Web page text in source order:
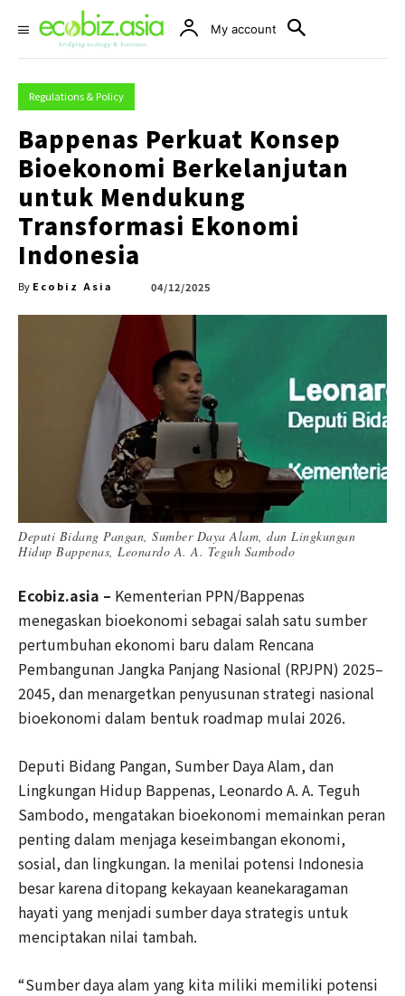
My account
Regulations & Policy
Bappenas Perkuat Konsep
Bioekonomi Berkelanjutan
untuk Mendukung
Transformasi Ekonomi
Indonesia
By Ecobiz Asia 04/12/2025
Deputi Bidang Pangan, Sumber Daya Alam, dan Lingkungan
Hidup Bappenas, Leonardo A. A. Teguh Sambodo
Ecobiz.asia – Kementerian PPN/Bappenas
menegaskan bioekonomi sebagai salah satu sumber
pertumbuhan ekonomi baru dalam Rencana
Pembangunan Jangka Panjang Nasional (RPJPN) 2025–
2045, dan menargetkan penyusunan strategi nasional
bioekonomi dalam bentuk roadmap mulai 2026.
Deputi Bidang Pangan, Sumber Daya Alam, dan
Lingkungan Hidup Bappenas, Leonardo A. A. Teguh
Sambodo, mengatakan bioekonomi memainkan peran
penting dalam menjaga keseimbangan ekonomi,
sosial, dan lingkungan. Ia menilai potensi Indonesia
besar karena ditopang kekayaan keanekaragaman
hayati yang menjadi sumber daya strategis untuk
menciptakan nilai tambah.
“Sumber daya alam yang kita miliki memiliki potensi